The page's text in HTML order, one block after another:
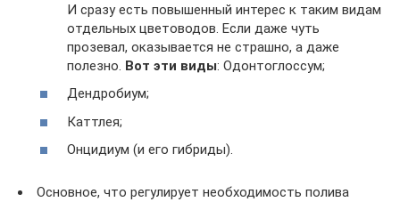
И сразу есть повышенный интерес к таким видам
отдельных цветоводов. Если даже чуть
прозевал, оказывается не страшно, а даже
полезно. Вот эти виды: Одонтоглоссум;
Дендробиум;
Каттлея;
Онцидиум (и его гибриды).
Основное, что регулирует необходимость полива